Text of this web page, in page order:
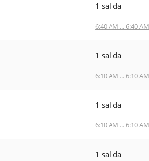
1 salida
6:40 AM ... 6:40 AM
1 salida
6:10 AM ... 6:10 AM
1 salida
6:10 AM ... 6:10 AM
1 salida